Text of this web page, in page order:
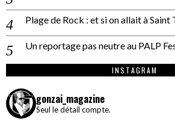
Plage de Rock : et si on allait à Saint
Un reportage pas neutre au PALP
INSTAGRAM
gonzai_magazine
Seul le détail compte.